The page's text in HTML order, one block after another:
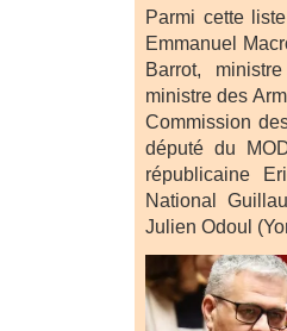
Parmi cette
Emmanuel
Barrot,
ministre des
Commission
député du
républicaine
National
Julien Odoul